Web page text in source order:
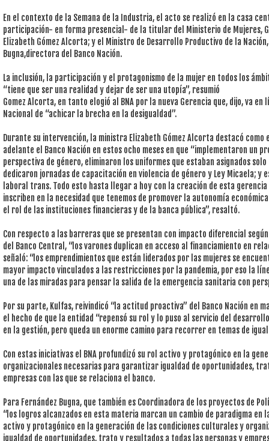
En el contexto de la Semana de la Industria, el acto se realizó en la casa
participación- en forma presencial- de la titular del Ministerio de Mujeres,
Elizabeth Gómez Alcorta; y el Ministro de Desarrollo Productivo de la
Bugna,directora del Banco Nación.
La inclusión, la participación y el protagonismo de la mujer en todos los
“tiene que ser una realidad y dejar de ser una utopía”, resumió
Gomez Alcorta, en tanto elogió al BNA por la nueva Gerencia que, dijo, va en
Nacional de “achicar la brecha en la desigualdad”.
Durante su intervención, la ministra Elizabeth Gómez Alcorta destacó
adelante el Banco Nación en estos ocho meses en que “implementaron un
perspectiva de género, eliminaron los uniformes que estaban asignados
dedicaron jornadas de capacitación en violencia de género y Ley Micaela;
laboral trans. Todo esto hasta llegar a hoy con la creación de esta
inscriben en la necesidad que tenemos de promover la autonomía
el rol de las instituciones financieras y de la banca pública”, resaltó.
Con respecto a las barreras que se presentan con impacto diferencial
del Banco Central, “los varones duplican en acceso al financiamiento en
señaló: “los emprendimientos que están liderados por las mujeres se
mayor impacto vinculados a las restricciones por la pandemia, por eso la
una de las miradas para pensar la salida de la emergencia sanitaria con
Por su parte, Kulfas, reivindicó “la actitud proactiva” del Banco Nación en
el hecho de que la entidad “repensó su rol y lo puso al servicio del
en la gestión, pero queda un enorme camino para recorrer en temas de
Con estas iniciativas el BNA profundizó su rol activo y protagónico en la
organizacionales necesarias para garantizar igualdad de oportunidades,
empresas con las que se relaciona el banco.
Para Fernández Bugna, que también es Coordinadora de los proyectos de
“los logros alcanzados en esta materia marcan un cambio de paradigma en
activo y protagónico en la generación de las condiciones culturales y
igualdad de oportunidades, trato y resultados a todas las personas y